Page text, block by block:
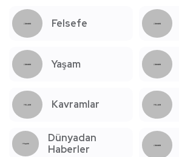
Felsefe
Yaşam
Kavramlar
Dünyadan
Haberler